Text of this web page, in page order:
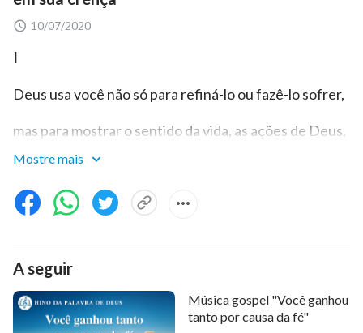
10/07/2020
I
Deus usa você não só para refiná-lo ou fazê-lo sofrer,
mas para mostrar o sentido da vida, as ações de Deus,
e que servi-Lo não é fácil.
Experimentar a obra de Deus não é apenas
Experimente todas as coisas: Sua graça e o Seu
castigo, Seu julgamento e Sua iluminação.
Os servos de Deus não devem apenas saber como
Mostre mais
A seguir
Música gospel "Você ganhou
tanto por causa da fé"